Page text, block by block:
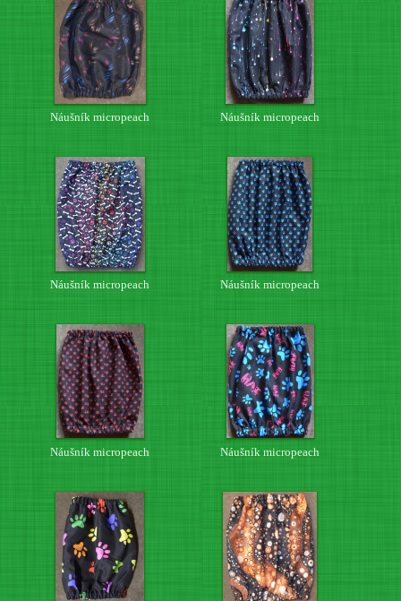
Náušník micropeach Náušník micropeach
Náušník micropeach Náušník micropeach
Náušník micropeach Náušník micropeach